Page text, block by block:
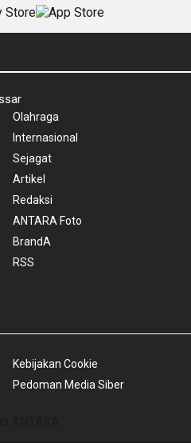
Olahraga
Internasional
Sejagat
Artikel
Redaksi
ANTARA Foto
BrandA
RSS
Kebijakan Cookie
Pedoman Media Siber